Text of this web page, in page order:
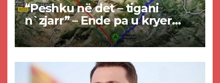
“Peshku në det – tigani
n`zjarr” – Ende pa u kryer
projekti i tunelit, komuna e
Tetovës nis punimet për